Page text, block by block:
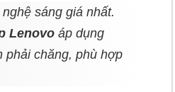
sáng giá nhất.
Lenovoáp dụng
phải chăng, phù hợp